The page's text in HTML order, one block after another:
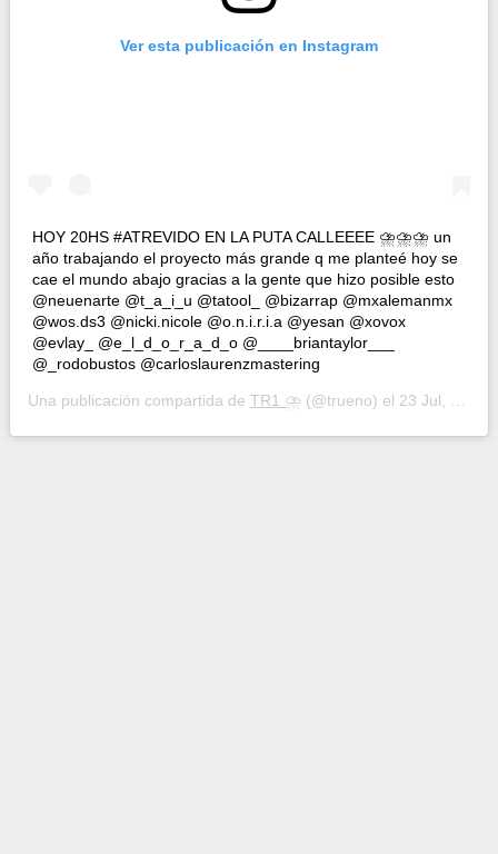
Ver esta publicación en Instagram
HOY 20HS #ATREVIDO EN LA PUTA CALLEEEE ⛈⛈⛈ un
año trabajando el proyecto más grande q me planteé hoy se
cae el mundo abajo gracias a la gente que hizo posible esto
@neuenarte @t_a_i_u @tatool_ @bizarrap @mxalemanmx
@wos.ds3 @nicki.nicole @o.n.i.r.i.a @yesan @xovox
@evlay_ @e_l_d_o_r_a_d_o @____briantaylor___
@_rodobustos @carloslaurenzmastering
Una publicación compartida de TR1 ⛈ (@trueno) el 23 Jul, 2020 a las 10:34 PDT